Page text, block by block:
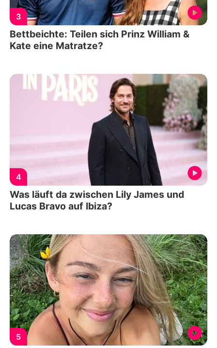
3
Bettbeichte: Teilen sich Prinz William &
Kate eine Matratze?
4
Was läuft da zwischen Lily James und
Lucas Bravo auf Ibiza?
5